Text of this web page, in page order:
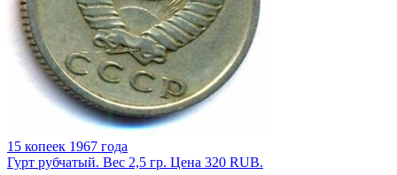
15 копеек 1967 года
Гурт рубчатый. Вес 2,5 гр. Цена 320 RUB.